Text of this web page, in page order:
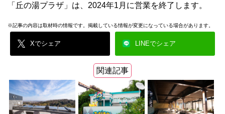
「丘の湯プラザ」は、2024年1月に営業を終了します。
※記事の内容は取材時の情報です。掲載している情報が変更になっている場合があります。
Xでシェア LINEでシェア
関連記事